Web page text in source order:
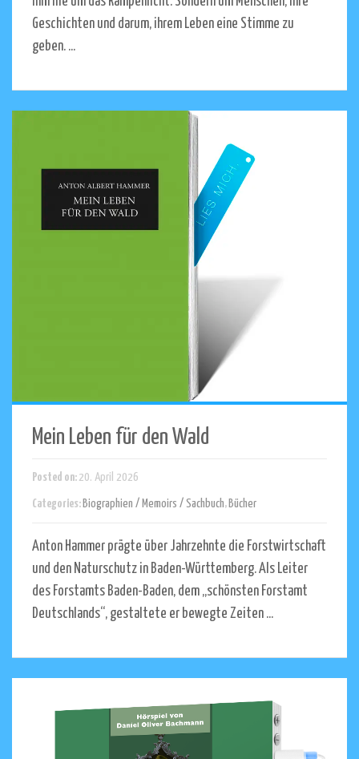
Geschichten und darum, ihrem Leben eine Stimme zu
geben. ...
Mein Leben für den Wald
Posted on: 20. April 2026
Categories: Biographien / Memoirs / Sachbuch, Bücher
Anton Hammer prägte über Jahrzehnte die Forstwirtschaft
und den Naturschutz in Baden-Württemberg. Als Leiter
des Forstamts Baden-Baden, dem „schönsten Forstamt
Deutschlands“, gestaltete er bewegte Zeiten ...